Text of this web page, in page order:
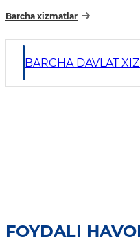
Barcha xizmatlar
BARCHA DAVLAT
FOYDALI